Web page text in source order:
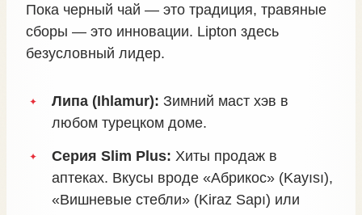
Пока черный чай — это традиция, травяные
сборы — это инновации. Lipton здесь
безусловный лидер.
Липа (Ihlamur): Зимний маст хэв в
любом турецком доме.
Серия Slim Plus: Хиты продаж в
аптеках. Вкусы вроде «Абрикос» (Kayısı),
«Вишневые стебли» (Kiraz Sapı) или